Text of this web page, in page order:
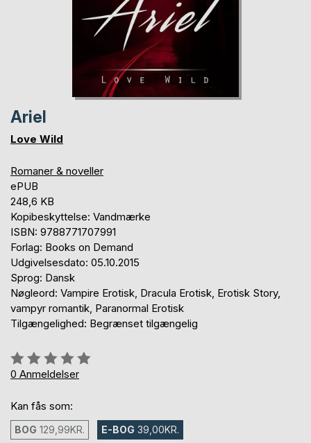
Ariel
Love Wild
Romaner & noveller
ePUB
248,6 KB
Kopibeskyttelse: Vandmærke
ISBN: 9788771707991
Forlag: Books on Demand
Udgivelsesdato: 05.10.2015
Sprog: Dansk
Nøgleord: Vampire Erotisk, Dracula Erotisk, Erotisk Story,
vampyr romantik, Paranormal Erotisk
Tilgængelighed: Begrænset tilgængelig
Anmeldelse::
0%
0 Anmeldelser
Kan fås som:
BOG 129,99KR. E-BOG 39,00KR.